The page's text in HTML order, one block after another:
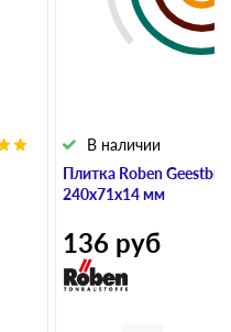
Плитка Roben
240х71х14 мм
В наличии
136 руб